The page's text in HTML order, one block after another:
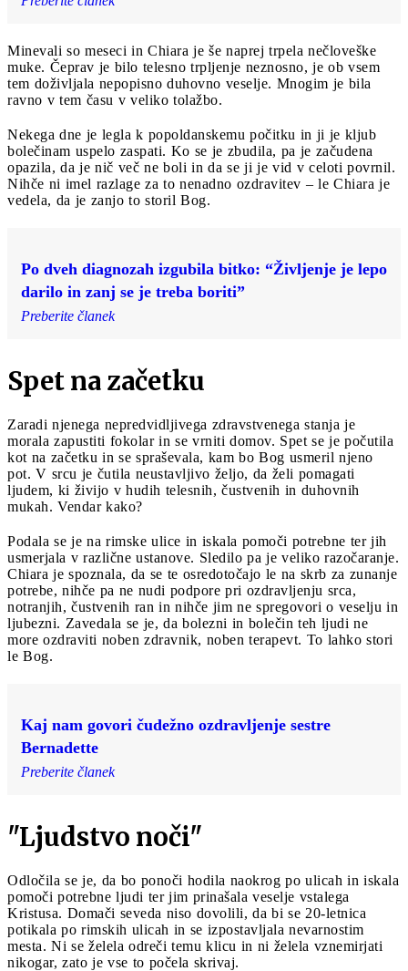
Minevali so meseci in Chiara je še naprej trpela nečloveške
muke. Čeprav je bilo telesno trpljenje neznosno, je ob vsem
tem doživljala nepopisno duhovno veselje. Mnogim je bila
ravno v tem času v veliko tolažbo.
Nekega dne je legla k popoldanskemu počitku in ji je kljub
bolečinam uspelo zaspati. Ko se je zbudila, pa je začudena
opazila, da je nič več ne boli in da se ji je vid v celoti povrnil.
Nihče ni imel razlage za to nenadno ozdravitev – le Chiara je
vedela, da je zanjo to storil Bog.
Po dveh diagnozah izgubila bitko: “Življenje je lepo
darilo in zanj se je treba boriti”
Preberite članek
Spet na začetku
Zaradi njenega nepredvidljivega zdravstvenega stanja je
morala zapustiti fokolar in se vrniti domov. Spet se je počutila
kot na začetku in se spraševala, kam bo Bog usmeril njeno
pot. V srcu je čutila neustavljivo željo, da želi pomagati
ljudem, ki živijo v hudih telesnih, čustvenih in duhovnih
mukah. Vendar kako?
Podala se je na rimske ulice in iskala pomoči potrebne ter jih
usmerjala v različne ustanove. Sledilo pa je veliko razočaranje.
Chiara je spoznala, da se te osredotočajo le na skrb za zunanje
potrebe, nihče pa ne nudi podpore pri ozdravljenju srca,
notranjih, čustvenih ran in nihče jim ne spregovori o veselju in
ljubezni. Zavedala se je, da bolezni in bolečin teh ljudi ne
more ozdraviti noben zdravnik, noben terapevt. To lahko stori
le Bog.
Kaj nam govori čudežno ozdravljenje sestre
Bernadette
Preberite članek
"Ljudstvo noči"
Odločila se je, da bo ponoči hodila naokrog po ulicah in iskala
pomoči potrebne ljudi ter jim prinašala veselje vstalega
Kristusa. Domači seveda niso dovolili, da bi se 20-letnica
potikala po rimskih ulicah in se izpostavljala nevarnostim
mesta. Ni se želela odreči temu klicu in ni želela vznemirjati
nikogar, zato je vse to počela skrivaj.